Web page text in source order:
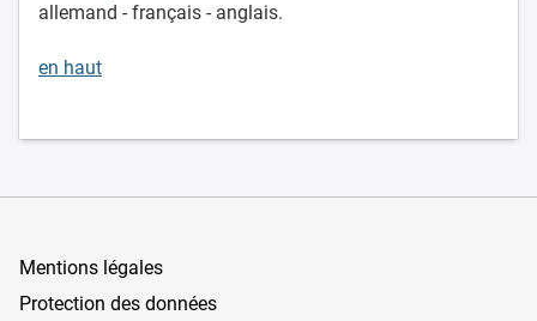
allemand - français - anglais.
en haut
Mentions légales
Protection des données